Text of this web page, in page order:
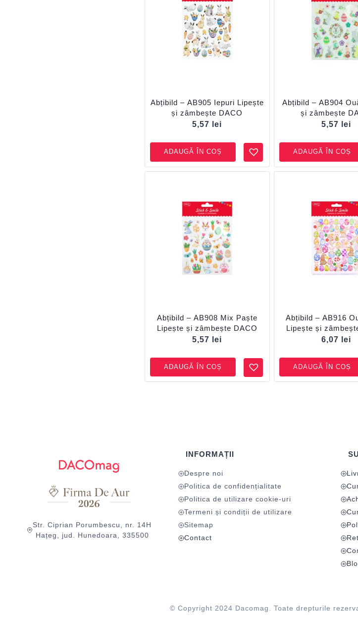
Abțibild – AB905 Iepuri Lipește
și zâmbește DACO
5,57
lei
ADAUGĂ ÎN COȘ
Abțibild – AB904
și zâmbește
5,57
lei
ADAUGĂ ÎN COȘ
Abțibild – AB908 Mix Paște
Lipește și zâmbește DACO
5,57
lei
ADAUGĂ ÎN COȘ
Abțibild – AB916
Lipește și
6,07
lei
ADAUGĂ ÎN COȘ
Str. Ciprian Porumbescu, nr. 14H
Hațeg, jud. Hunedoara, 335500
INFORMAȚII
Despre noi
Politica de confidențialitate
Politica de utilizare cookie-uri
Termeni și condiții de utilizare
Sitemap
Contact
© Copyright 2024 Dacomag. Toate drepturile